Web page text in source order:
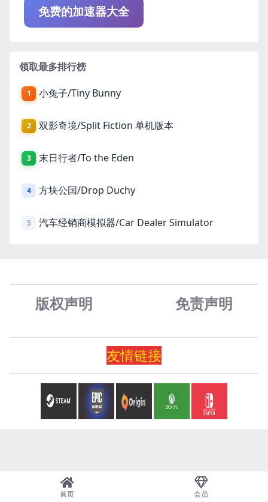
免费的加速器大全
领取最多排行榜
1 小兔子/Tiny Bunny
2 双影奇境/Split Fiction 单机版本
3 末日行者/To the Eden
4 方块公国/Drop Duchy
5 汽车经销商模拟器/Car Dealer Simulator
版权声明 免责声明
友情链接
首页 会员